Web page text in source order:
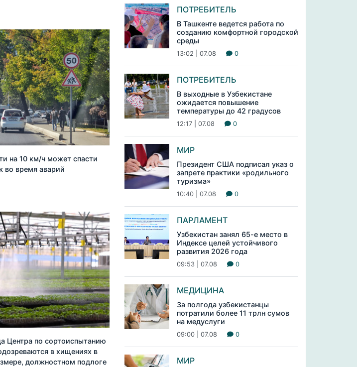
на 10 км/ч может спасти
во время аварий
Центра по сортоиспытанию
в хищениях в
должностном подлоге
ПОТРЕБИТЕЛЬ
В Ташкенте ведется работа по
созданию комфортной городской
среды
13:02 | 07.08 0
ПОТРЕБИТЕЛЬ
В выходные в Узбекистане
ожидается повышение
температуры до 42 градусов
12:17 | 07.08 0
МИР
Президент США подписал указ о
запрете практики «родильного
туризма»
10:40 | 07.08 0
ПАРЛАМЕНТ
Узбекистан занял 65-е место в
Индексе целей устойчивого
развития 2026 года
09:53 | 07.08 0
МЕДИЦИНА
За полгода узбекистанцы
потратили более 11 трлн сумов
на медуслуги
09:00 | 07.08 0
МИР